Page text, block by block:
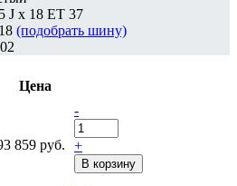
J x 18 ET 37
(подобрать шину)
Цена
859 руб.
-
+
В корзину